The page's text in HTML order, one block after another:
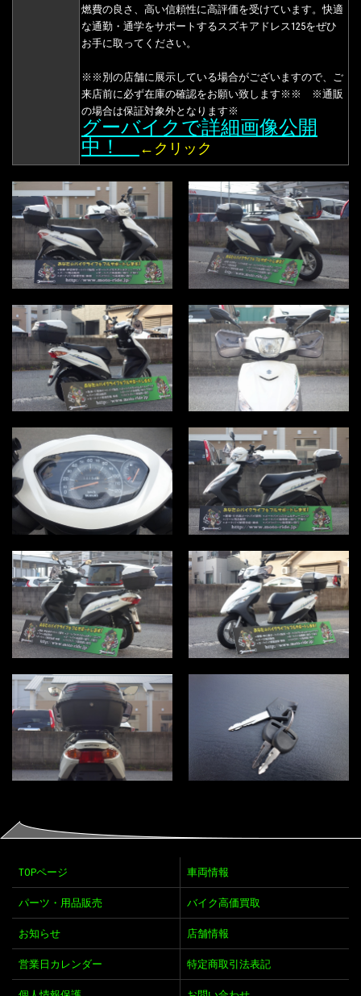
燃費の良さ、高い信頼性に高評価を受けています。快適
な通勤・通学をサポートするスズキアドレス125をぜひ
お手に取ってください。
※※別の店舗に展示している場合がございますので、ご
来店前に必ず在庫の確認をお願い致します※※ ※通販
の場合は保証対象外となります※
グーバイクで詳細画像公開
中！
←クリック
TOPページ 車両情報
パーツ・用品販売 バイク高価買取
お知らせ 店舗情報
営業日カレンダー 特定商取引法表記